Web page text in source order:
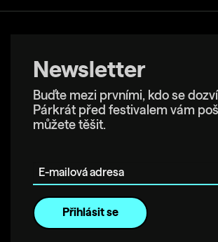
Newsletter
Buďte mezi prvními, kdo se
Párkrát před festivalem vám
můžete těšit.